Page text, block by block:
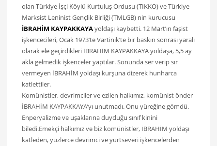
olan Türkiye İşçi Köylü Kurtuluş Ordusu (TIKKO) ve Türkiye
Marksist Leninist Gençlik Birliği (TMLGB) nin kurucusu
İBRAHİM KAYPAKKAYAyoldaşı kaybetti. 12 Mart’ın faşist
işkencecileri, Ocak 1973’te Vartinik’te bir baskın sonrası yaralı
olarak ele geçirdikleri İBRAHİM KAYPAKKAYA yoldaşa, 5,5 ay
akla gelmedik işkenceler yaptılar. Sonunda ser verip sır
vermeyen İBRAHİM yoldaşı kurşuna dizerek hunharca
katlettiler.
Komünistler, devrimciler ve ezilen halkımız, komünist önder
İBRAHİM KAYPAKKAYA’yı unutmadı. Onu yüreğine gömdü.
Enperyalizme ve uşaklarına duyduğu sınıf kinini
biledi.Emekçi halkımız ve biz komünistler, İBRAHİM yoldaşı
katleden, yüzlerce devrimci ve yurtseveri işkencelerden